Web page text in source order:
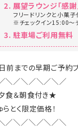
展望ラウンジ「感
フリードリンクと小菓子
※チェックイン15:00～
駐車場ご利用無料
前までの早期ご予約
＼／＼／＼／＼／
食＆朝食付き★
らとく限定価格！
／＼／＼／＼／＼